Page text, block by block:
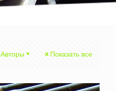
Авторы Показать все